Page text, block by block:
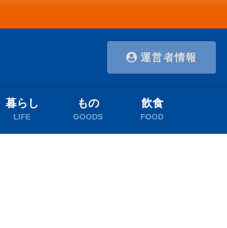
運営者情報
暮らし
LIFE
もの
GOODS
飲食
FOOD